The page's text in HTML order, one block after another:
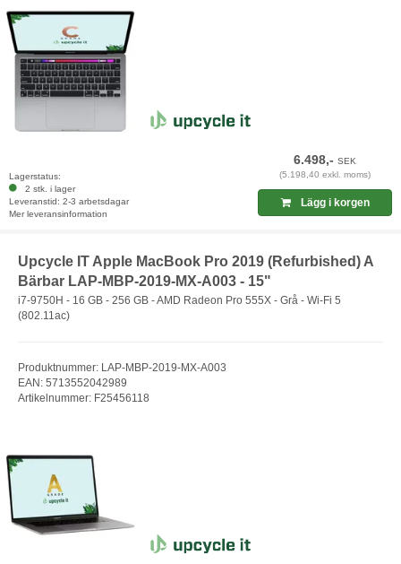
Lagerstatus:
2 stk. i lager
Leveranstid: 2-3 arbetsdagar
Mer leveransinformation
6.498,-SEK
(5.198,40 exkl. moms)
Lägg i korgen
Upcycle IT Apple MacBook Pro 2019 (Refurbished) A
Bärbar LAP-MBP-2019-MX-A003 - 15"
i7-9750H - 16 GB - 256 GB - AMD Radeon Pro 555X - Grå - Wi-Fi 5
(802.11ac)
Produktnummer: LAP-MBP-2019-MX-A003
EAN: 5713552042989
Artikelnummer: F25456118